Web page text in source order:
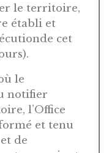
le territoire,
établi et
cet
le
notifier
l’Office
et tenu
de